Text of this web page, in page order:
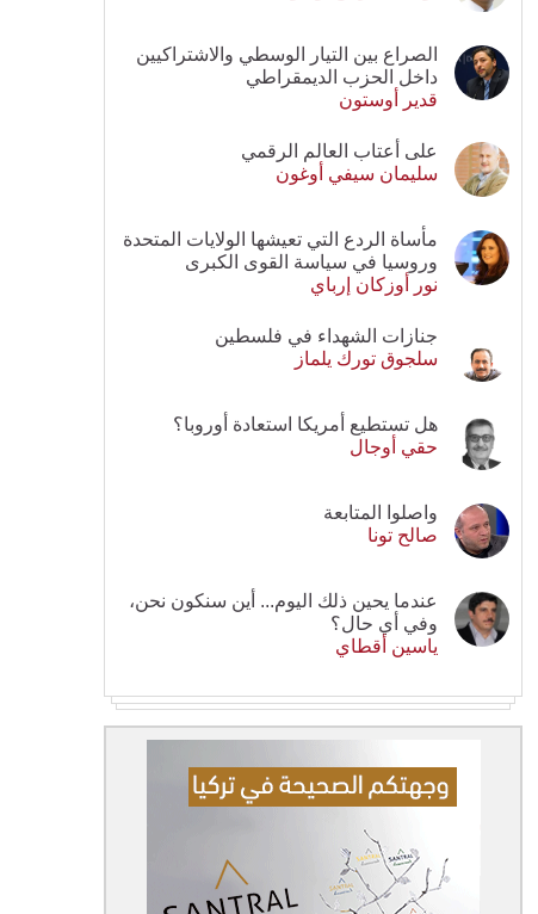
الصراع بين التيار الوسطي والاشتراكيين
داخل الحزب الديمقراطي
قدير أوستون
على أعتاب العالم الرقمي
سليمان سيفي أوغون
مأساة الردع التي تعيشها الولايات المتحدة
وروسيا في سياسة القوى الكبرى
نور أوزكان إرباي
جنازات الشهداء في فلسطين
سلجوق تورك يلماز
هل تستطيع أمريكا استعادة أوروبا؟
حقي أوجال
واصلوا المتابعة
صالح تونا
عندما يحين ذلك اليوم... أين سنكون نحن،
وفي أي حال؟
ياسين أقطاي